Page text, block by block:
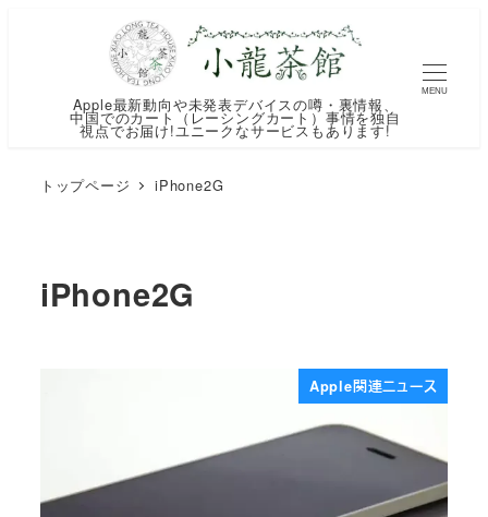
Apple最新動向や未発表デバイスの噂・裏情報、
中国でのカート（レーシングカート）事情を独自
視点でお届け!ユニークなサービスもあります!
MENU
トップページ iPhone2G
iPhone2G
Apple関連ニュース